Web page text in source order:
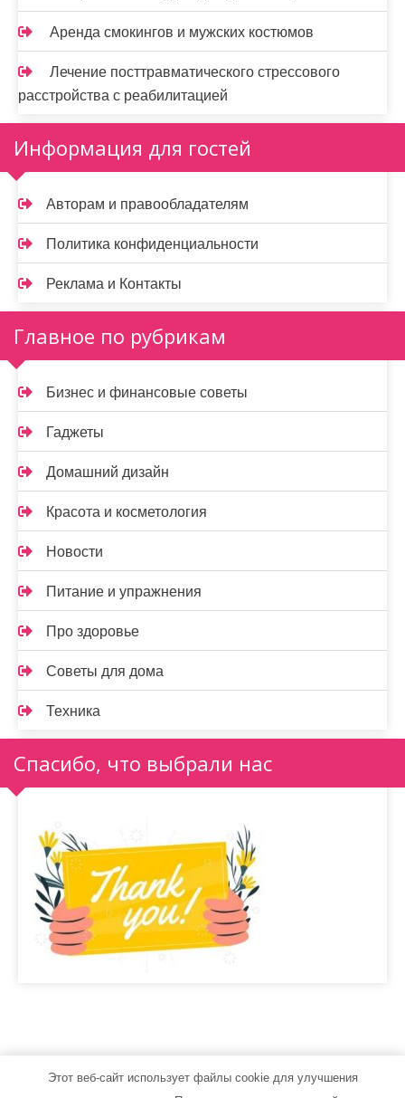
Аренда смокингов и мужских костюмов
Лечение посттравматического стрессового
расстройства с реабилитацией
Информация для гостей
Авторам и правообладателям
Политика конфиденциальности
Реклама и Контакты
Главное по рубрикам
Бизнес и финансовые советы
Гаджеты
Домашний дизайн
Красота и косметология
Новости
Питание и упражнения
Про здоровье
Советы для дома
Техника
Спасибо, что выбрали нас
flowersglamour.ru - Работает на WordPress
Этот веб-сайт использует файлы cookie для улучшения